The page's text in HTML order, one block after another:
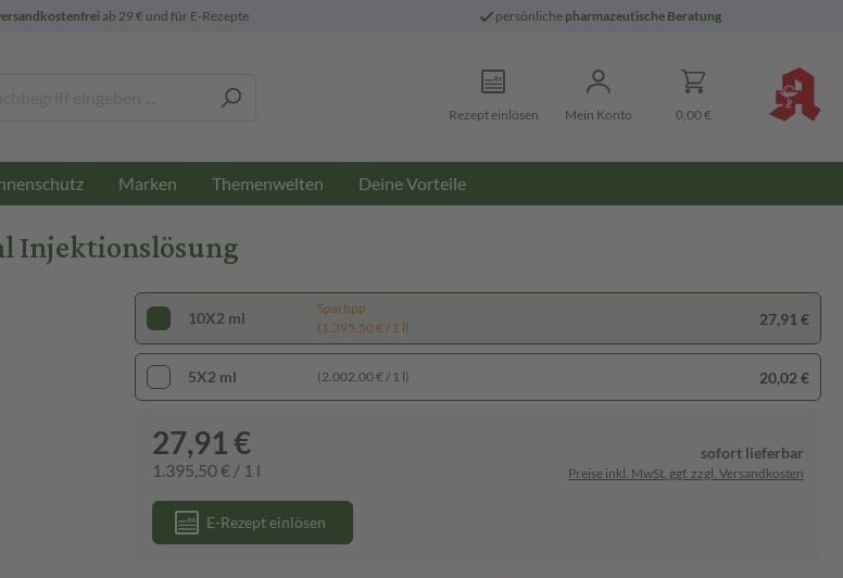
ab 29 € und für E-Rezepte persönliche pharmazeutische Beratung
Rezept einlösen Mein Konto 0,00 €
Marken Themenwelten Deine Vorteile
Injektionslösung
10X2 ml
Spartipp
(1.395,50 € / 1 l)
27,91 €
5X2 ml (2.002,00 € / 1 l) 20,02 €
27,91 €
1.395,50 € / 1 l
sofort lieferbar
Preise inkl. MwSt. ggf. zzgl. Versandkosten
E-Rezept einlösen